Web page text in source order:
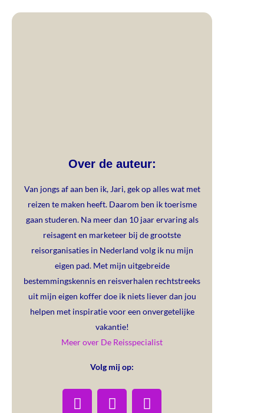
Over de auteur:
Van jongs af aan ben ik, Jari, gek op alles wat met
reizen te maken heeft. Daarom ben ik toerisme
gaan studeren. Na meer dan 10 jaar ervaring als
reisagent en marketeer bij de grootste
reisorganisaties in Nederland volg ik nu mijn
eigen pad. Met mijn uitgebreide
bestemmingskennis en reisverhalen rechtstreeks
uit mijn eigen koffer doe ik niets liever dan jou
helpen met inspiratie voor een onvergetelijke
vakantie!
Meer over De Reisspecialist
Volg mij op: